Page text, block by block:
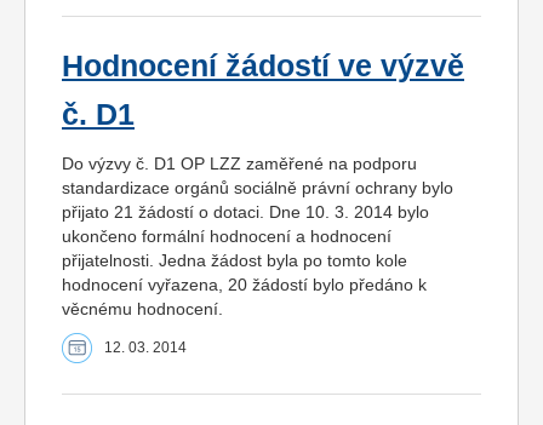
Hodnocení žádostí ve výzvě
č. D1
Do výzvy č. D1 OP LZZ zaměřené na podporu
standardizace orgánů sociálně právní ochrany bylo
přijato 21 žádostí o dotaci. Dne 10. 3. 2014 bylo
ukončeno formální hodnocení a hodnocení
přijatelnosti. Jedna žádost byla po tomto kole
hodnocení vyřazena, 20 žádostí bylo předáno k
věcnému hodnocení.
12. 03. 2014